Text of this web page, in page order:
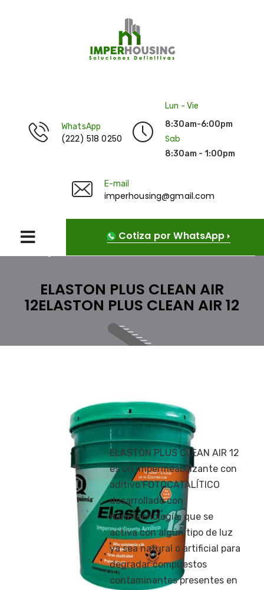
WhatsApp
(222) 518 0250
Lun - Vie
8:30am-6:00pm
Sab
8:30am - 1:00pm
E-mail
imperhousing@gmail.com
Cotiza por WhatsApp
ELASTON PLUS CLEAN AIR
12ELASTON PLUS CLEAN AIR 12
ELASTON PLUS CLEAN AIR 12
es un impermeabilizante con
aditivo FOTOCATALÍTICO
desarrollado con
nanotecnología, que se
activa con algún tipo de luz
ya sea natural o artificial para
degradar compuestos
contaminantes presentes en